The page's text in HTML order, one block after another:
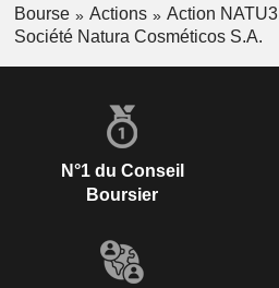
Bourse Actions
Action NATU3
Société Natura Cosméticos S.A.
N°1 du Conseil
Boursier